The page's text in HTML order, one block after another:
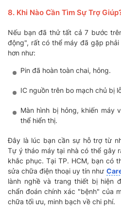
8. Khi Nào Cần Tìm Sự Trợ
Nếu bạn đã thử tất cả 7 bước
động", rất có thể máy đã gặp
hơn như:
Pin đã hoàn toàn chai, hỏng.
IC nguồn trên bo mạch chủ bị
Màn hình bị hỏng, khiến máy
thể hiển thị.
Đây là lúc bạn cần sự hỗ trợ từ
Tự ý tháo máy tại nhà có thể gây
khắc phục. Tại TP. HCM, bạn có
sửa chữa điện thoại uy tín như
lành nghề và trang thiết bị hiện
chẩn đoán chính xác "bệnh" của
chữa tối ưu, minh bạch về chi phí.